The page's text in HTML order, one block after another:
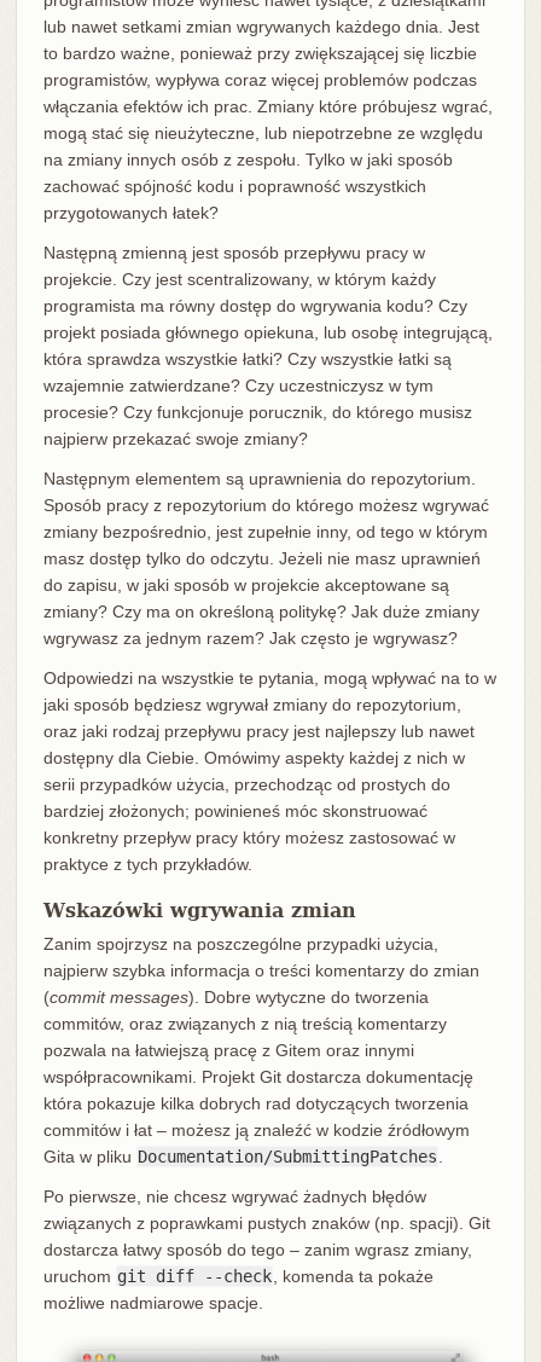
lub nawet setkami zmian wgrywanych każdego dnia. Jest
to bardzo ważne, ponieważ przy zwiększającej się liczbie
programistów, wypływa coraz więcej problemów podczas
włączania efektów ich prac. Zmiany które próbujesz wgrać,
mogą stać się nieużyteczne, lub niepotrzebne ze względu
na zmiany innych osób z zespołu. Tylko w jaki sposób
zachować spójność kodu i poprawność wszystkich
przygotowanych łatek?
Następną zmienną jest sposób przepływu pracy w
projekcie. Czy jest scentralizowany, w którym każdy
programista ma równy dostęp do wgrywania kodu? Czy
projekt posiada głównego opiekuna, lub osobę integrującą,
która sprawdza wszystkie łatki? Czy wszystkie łatki są
wzajemnie zatwierdzane? Czy uczestniczysz w tym
procesie? Czy funkcjonuje porucznik, do którego musisz
najpierw przekazać swoje zmiany?
Następnym elementem są uprawnienia do repozytorium.
Sposób pracy z repozytorium do którego możesz wgrywać
zmiany bezpośrednio, jest zupełnie inny, od tego w którym
masz dostęp tylko do odczytu. Jeżeli nie masz uprawnień
do zapisu, w jaki sposób w projekcie akceptowane są
zmiany? Czy ma on określoną politykę? Jak duże zmiany
wgrywasz za jednym razem? Jak często je wgrywasz?
Odpowiedzi na wszystkie te pytania, mogą wpływać na to w
jaki sposób będziesz wgrywał zmiany do repozytorium,
oraz jaki rodzaj przepływu pracy jest najlepszy lub nawet
dostępny dla Ciebie. Omówimy aspekty każdej z nich w
serii przypadków użycia, przechodząc od prostych do
bardziej złożonych; powinieneś móc skonstruować
konkretny przepływ pracy który możesz zastosować w
praktyce z tych przykładów.
Wskazówki wgrywania zmian
Zanim spojrzysz na poszczególne przypadki użycia,
najpierw szybka informacja o treści komentarzy do zmian
(commit messages). Dobre wytyczne do tworzenia
commitów, oraz związanych z nią treścią komentarzy
pozwala na łatwiejszą pracę z Gitem oraz innymi
współpracownikami. Projekt Git dostarcza dokumentację
która pokazuje kilka dobrych rad dotyczących tworzenia
commitów i łat – możesz ją znaleźć w kodzie źródłowym
Gita w pliku Documentation/SubmittingPatches
Po pierwsze, nie chcesz wgrywać żadnych błędów
związanych z poprawkami pustych znaków (np. spacji). Git
dostarcza łatwy sposób do tego – zanim wgrasz zmiany,
uruchom git diff --check , komenda ta pokaże
możliwe nadmiarowe spacje.